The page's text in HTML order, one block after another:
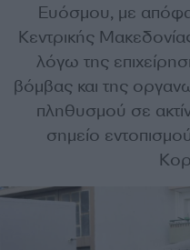
Ευόσμου, με
Κεντρικής
λόγω της
βόμβας και της
πληθυσμού σε
σημείο